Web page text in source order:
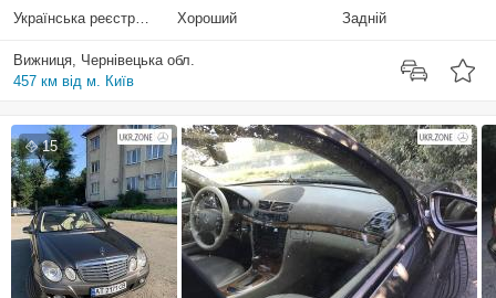
Українська реєстрація
Хороший Задній
Вижниця, Чернівецька обл.
457 км від м. Київ
15